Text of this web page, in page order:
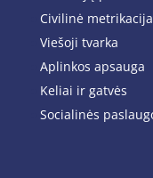
Civilinė metrikacija
Viešoji tvarka
Aplinkos apsauga
Keliai ir gatvės
Socialinės